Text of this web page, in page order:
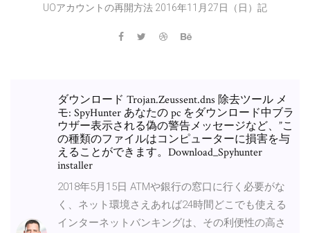
UOアカウントの再開方法 2016年11月27日（日）記
ダウンロード Trojan.Zeussent.dns 除去ツール メ
モ: SpyHunter あなたの pc をダウンロード中ブラ
ウザー表示される偽の警告メッセージなど、”こ
の種類のファイルはコンピューターに損害を与
えることができます。Download_Spyhunter
installer
2018年5月15日 ATMや銀行の窓口に行く必要がな
く、ネット環境さえあれば24時間どこでも使える
インターネットバンキングは、その利便性の高さ